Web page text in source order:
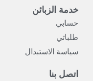
خدمة الزبائن
حسابي
طلباتي
سياسة الاستبدال
اتصل بنا